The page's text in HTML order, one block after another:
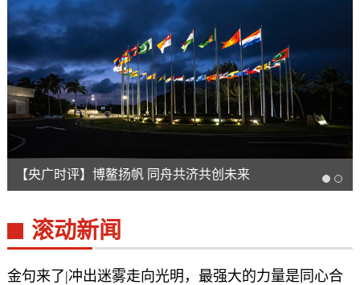
【央广时评】博鳌扬帆 同舟共济共创未来
滚动新闻
金句来了|冲出迷雾走向光明，最强大的力量是同心合